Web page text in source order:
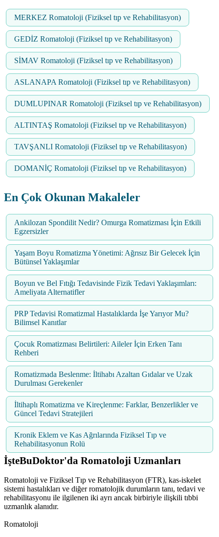
MERKEZ Romatoloji (Fiziksel tıp ve Rehabilitasyon)
GEDİZ Romatoloji (Fiziksel tıp ve Rehabilitasyon)
SİMAV Romatoloji (Fiziksel tıp ve Rehabilitasyon)
ASLANAPA Romatoloji (Fiziksel tıp ve Rehabilitasyon)
DUMLUPINAR Romatoloji (Fiziksel tıp ve Rehabilitasyon)
ALTINTAŞ Romatoloji (Fiziksel tıp ve Rehabilitasyon)
TAVŞANLI Romatoloji (Fiziksel tıp ve Rehabilitasyon)
DOMANİÇ Romatoloji (Fiziksel tıp ve Rehabilitasyon)
En Çok Okunan Makaleler
Ankilozan Spondilit Nedir? Omurga Romatizması İçin Etkili
Egzersizler
Yaşam Boyu Romatizma Yönetimi: Ağrısız Bir Gelecek İçin
Bütünsel Yaklaşımlar
Boyun ve Bel Fıtığı Tedavisinde Fizik Tedavi Yaklaşımları:
Ameliyata Alternatifler
PRP Tedavisi Romatizmal Hastalıklarda İşe Yarıyor Mu?
Bilimsel Kanıtlar
Çocuk Romatizması Belirtileri: Aileler İçin Erken Tanı
Rehberi
Romatizmada Beslenme: İltihabı Azaltan Gıdalar ve Uzak
Durulması Gerekenler
İltihaplı Romatizma ve Kireçlenme: Farklar, Benzerlikler ve
Güncel Tedavi Stratejileri
Kronik Eklem ve Kas Ağrılarında Fiziksel Tıp ve
Rehabilitasyonun Rolü
İşteBuDoktor'da Romatoloji Uzmanları
Romatoloji ve Fiziksel Tıp ve Rehabilitasyon (FTR), kas-iskelet
sistemi hastalıkları ve diğer romatolojik durumların tanı, tedavi ve
rehabilitasyonu ile ilgilenen iki ayrı ancak birbiriyle ilişkili tıbbi
uzmanlık alanıdır.
Romatoloji